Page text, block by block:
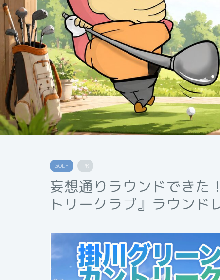
GOLF PR
妄想通りラウンドできた
トリークラブ』ラウンド